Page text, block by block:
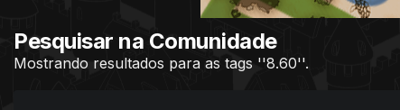
Pesquisar na Comunidade
Mostrando resultados para as tags ''8.60''.